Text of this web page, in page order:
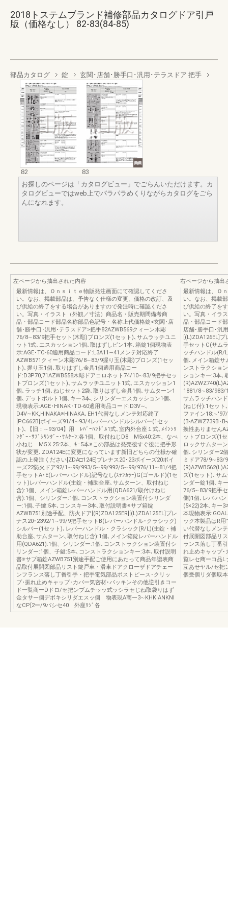
2018トステムブランド補修部品カタログドア引戸
版（価格なし） 82-83(84-85)
部品カタログ 錠 玄関･店舗･勝手口･汎用･テラスドア 把手
82
83
お探しのページは「カタログビュー」でごらんいただけます。カ
タログビューではweb上でパラパラめくりながらカタログをごら
んになれます。
左ページから抽出された内容
最新情報は、Ｏｎｓｉｔｅ物販発注画面にて確認してくださ
い。なお、掲載部品は、予告なく仕様の変更、価格の改訂、及
び供給の終了をする場合がありますので発注時に確認くださ
い。写真・イラスト（外観／寸法）商品名・販売期間備考商
品・部品コード部品名称部品色記号・名称上代価格錠<玄関･店
舗･勝手口･汎用･テラスドア>把手82AZWB569クィーン木彫
76/8∼83/9把手セット(木彫)ブロンズ(1セット)､サムラッチユニ
ット1式､エスカッション1個､取はずしピン1本､箱錠1個現物表
示:AGE･TC-60適用商品コード:L3A11∼41メンテ対応終了
AZWB571クィーン木彫76/8∼83/9握り玉(木彫)ブロンズ(1セッ
ト)､握り玉1個､取りはずし金具1個適用商品コー
ド:D3P70,71AZWB558木彫ドアコロネット74/10∼83/9把手セッ
トブロンズ(1セット)､サムラッチユニット1式､エスカッション1
個､ラッチ1個､ねじセット2袋､取りはずし金具1個､サムターン1
個､デットボルト1個､キー3本､シリンダーエスカッション1個､
現物表示:AGE･HINAK･TD-60適用商品コード:D3V∼､
D4V∼KK,HINAKA※HINAKA､EH1代替なしメンテ対応終了
[PC662B]ボイーズ91/4∼93/4レバーハンドルシルバー(1セッ
ト)､【旧：∼93/04】用 ﾚﾊﾞｰﾊﾝﾄﾞﾙ1式､室内外台座１式､ﾒｲﾝｼﾘ
ﾝﾀﾞｰ･ｻﾌﾞｼﾘﾝﾀﾞｰ･ｻﾑﾀｰﾝ:各1個、取付ねじD8 M5x40:2本、なべ
小ねじ M5Ｘ25:2本、ｷｰ5本※この部品は発売後すぐ後に把手形
状が変更､ZDA124Eに変更になっています新旧どちらの仕様か確
認の上発注ください[ZDA□124E]プレナス20･23ボイーズ20ボイ
ーズ22防火ドア92/1∼99/993/5∼99/992/5∼99/976/11∼81/4把
手セットA･E(レバーハンドル)記号なし(ｽﾃﾝｶﾗｰ)G(ゴールド)(1セ
ット)レバーハンドル(主錠・補助台座､サムターン、取付ねじ
含):1個、メイン箱錠レバーハンドル用(QDA621/取付けねじ
含):1個、シリンダー:1個､コンストラクション装置付シリンダ
ー:1個､子鍵:5本､コンスキー3本､取付説明書※サブ箱錠
AZWB751別途手配、防火ドア[(R)ZDA125ER][(L)ZDA125EL]プレ
ナス20･2392/1∼99/9把手セットB(レバーハンドル･クラシック)
シルバー(1セット)､レバーハンドル・クラシック(R/L)(主錠・補
助台座､サムターン､取付ねじ含):1個､メイン箱錠レバーハンドル
用(QDA621):1個、シリンダー:1個､コンストラクション装置付シ
リンダー:1個、子鍵:5本､コンストラクションキー:3本､取付説明
書※サブ箱錠AZWB751別途手配ご使用にあたって商品年譜表商
品取付展開図部品リスト錠戸車・滑車ドアクローザドアチェー
ンフランス落し丁番引手・把手電気部品ポストピース･クリッ
プ･振れ止めキャップ･カバー気密材･パッキンその他逆引きコー
ド一覧商ーDドロ/セ把ンブムチッッ式ッシラセじね取袋りはず
金タサー個デボキシリダエスッ個 物表現A商ー3∼KHKIANKNI
なCP[2ー/9バシセ40 外座ﾘｼﾞ各
右ページから抽出
最新情報は、Ｏ
い。なお、掲載
び供給の終了を
い。写真・イラ
品・部品コード
店舗･勝手口･汎
[(L)ZDA126EL]
手セットC(サム
ッチハンドル(R/
個､メイン箱錠サ
ンストラクショ
ションキー:3本､
1881/8∼83/983/
サムラッチハン
(ねじ付):1セット
ファイン
(B-AZWZ739B･
換性ありません
ットブロンズ(1
ロックサムター
個､シリンダー2
ミドア78/9∼83/
ズ(1セット)､サ
ンダー錠1個､キ
76/5∼83/9把手セ
側)1個､レバ-ハ
(5×22)2本､キー3
本現物表示
ック本製品はR
い代替なしメン
付展開図部品リ
ランス落し丁番
れ止めキャップ･
覧レセ商ーコ品L
互あせヤル/セ把
個受個リダ個取